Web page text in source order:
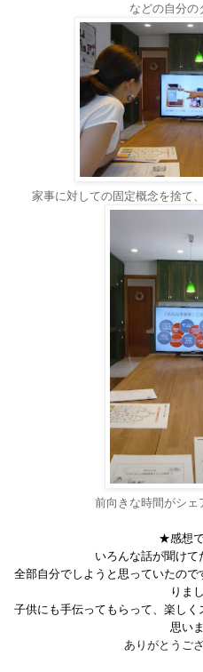
などの自分の
家事に対しての固定概念を捨て
前向きな時間がシェ
★感想
いろんな話が聞けて
全部自分でしようと思っていたの
りま
子供にも手伝ってもらって、楽し
思い
ありがとうご